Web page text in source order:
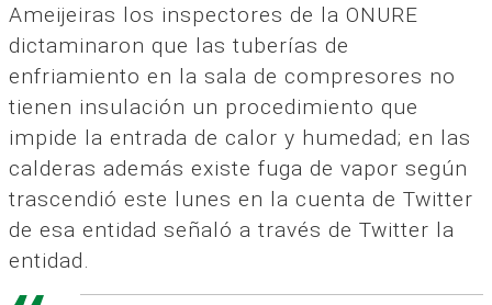
Ameijeiras los inspectores de la ONURE
dictaminaron que las tuberías de
enfriamiento en la sala de compresores no
tienen insulación un procedimiento que
impide la entrada de calor y humedad; en las
calderas además existe fuga de vapor según
trascendió este lunes en la cuenta de Twitter
de esa entidad señaló a través de Twitter la
entidad.